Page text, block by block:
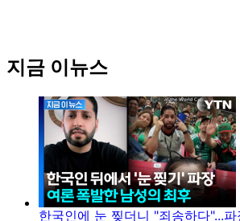
지금 이뉴스
한국인에 눈 찢더니 "죄송하다"...